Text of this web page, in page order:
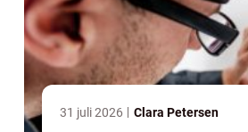
31 juli 2026 Clara Petersen